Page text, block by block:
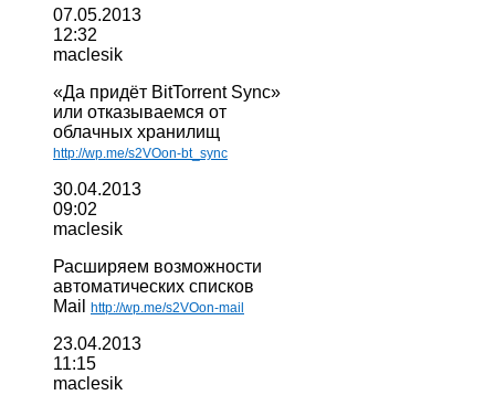
07.05.2013
12:32
maclesik
«Да придёт BitTorrent Sync»
или отказываемся от
облачных хранилищ
http://wp.me/s2VOon-bt_sync
30.04.2013
09:02
maclesik
Расширяем возможности
автоматических списков
Mail
http://wp.me/s2VOon-mail
23.04.2013
11:15
maclesik